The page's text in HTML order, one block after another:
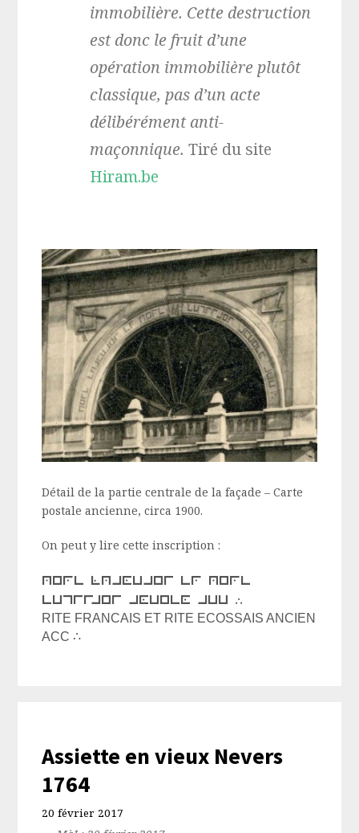
immobilière. Cette destruction
est donc le fruit d’une
opération immobilière plutôt
classique, pas d’un acte
délibérément anti-
maçonnique.Tiré du site
Hiram.be
Détail de la partie centrale de la façade – Carte
postale ancienne, circa 1900.
On peut y lire cette inscription :
rite francais et rite
ecossais ancien acc ∴
RITE FRANCAIS ET RITE ECOSSAIS ANCIEN
ACC ∴
Assiette en vieux Nevers
1764
20 février 2017